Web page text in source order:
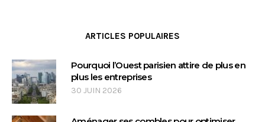
ARTICLES POPULAIRES
Pourquoi l’Ouest parisien attire de plus en
plus les entreprises
30 JUIN 2026